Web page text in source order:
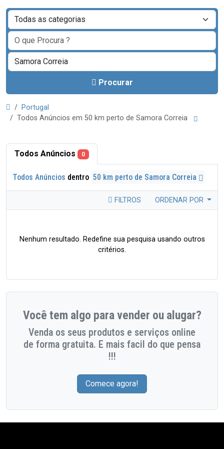
Procurar
Portugal
Todos Anúncios em 50 km perto de Samora Correia
Todos Anúncios 0
Todos Anúncios dentro 50 km perto de Samora Correia
FILTROS ORDENAR POR
Nenhum resultado. Redefine sua pesquisa usando outros
critérios.
Você tem algo para vender ou alugar?
Venda os seus produtos e serviços online
de forma gratuita. E mais facil do que pensa
!!!
Comece agora!